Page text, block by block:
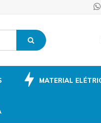
to
MATERIAL